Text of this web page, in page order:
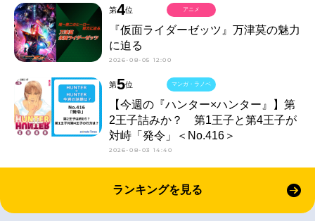
第4位
『仮面ライダーゼッツ』万津莫の魅力
に迫る
2026-08-05 12:00
アニメ
第5位
【今週の『ハンター×ハンター』】第
2王子詰みか？ 第1王子と第4王子が
対峙「発令」＜No.416＞
2026-08-03 14:40
マンガ・ラノベ
ランキングを見る